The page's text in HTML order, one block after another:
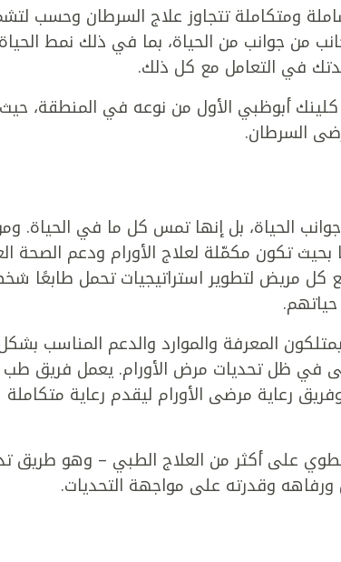
ومتكاملة تتجاوز علاج السرطان وحسب
من جوانب من الحياة، بما في ذلك نمط
في التعامل مع كل ذلك.
أبوظبي الأول من نوعه في المنطقة،
السرطان.
الحياة، بل إنها تمس كل ما في الحياة.
تكون مكمّلة لعلاج الأورام ودعم الصحة
مريض لتطوير استراتيجيات تحمل طابعًا
المعرفة والموارد والدعم المناسب
في ظل تحديات مرض الأورام. يعمل فريق
رعاية مرضى الأورام ليقدم رعاية متكاملة
على أكثر من العلاج الطبي – وهو طريق
ورفاهه وقدرته على مواجهة التحديات.